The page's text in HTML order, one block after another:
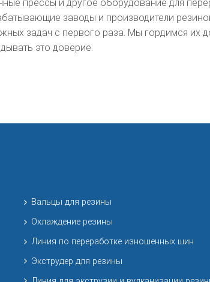
прессы и другое оборудование для
заводы и производители
задач с первого раза. Мы гордимся
это доверие.
Вальцы для резины
Охлаждение резины
Линия по переработке изношенных шин
Экструдер для резины